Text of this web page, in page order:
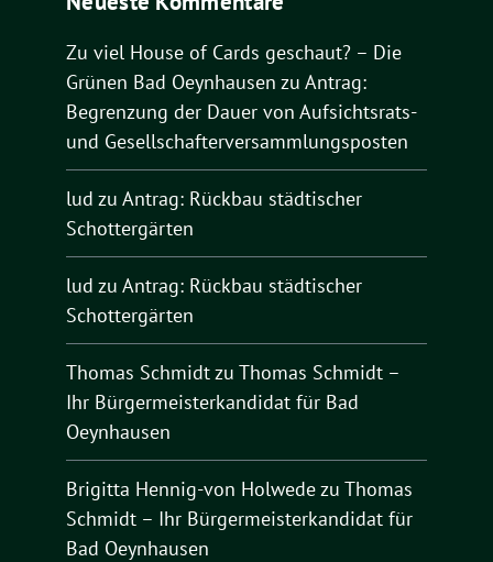
Zu viel House of Cards geschaut? – Die
Grünen Bad Oeynhausen zu Antrag:
Begrenzung der Dauer von Aufsichtsrats-
und Gesellschafterversammlungsposten
lud zu Antrag: Rückbau städtischer
Schottergärten
lud zu Antrag: Rückbau städtischer
Schottergärten
Thomas Schmidtzu Thomas Schmidt –
Ihr Bürgermeisterkandidat für Bad
Oeynhausen
Brigitta Hennig-von Holwedezu Thomas
Schmidt – Ihr Bürgermeisterkandidat für
Bad Oeynhausen